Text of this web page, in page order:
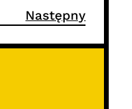
Następny